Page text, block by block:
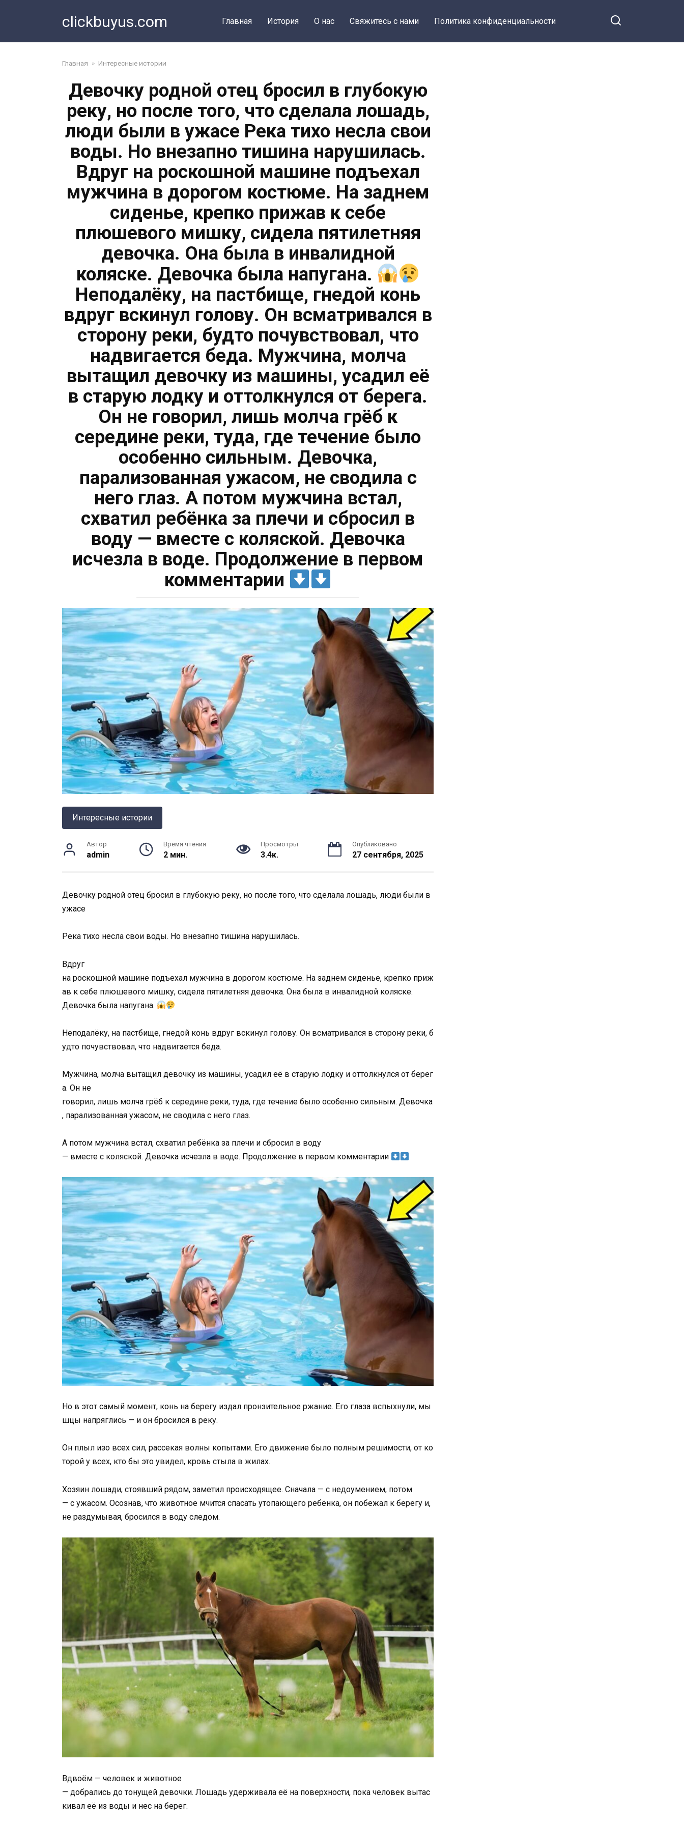
clickbuyus.com Главная История О нас Свяжитесь с нами Политика конфиденциальности
Главная » Интересные истории
Девочку родной отец бросил в глубокую
реку, но после того, что сделала лошадь,
люди были в ужасе Река тихо несла свои
воды. Но внезапно тишина нарушилась.
Вдруг на роскошной машине подъехал
мужчина в дорогом костюме. На заднем
сиденье, крепко прижав к себе
плюшевого мишку, сидела пятилетняя
девочка. Она была в инвалидной
коляске. Девочка была напугана.
Неподалёку, на пастбище, гнедой конь
вдруг вскинул голову. Он всматривался в
сторону реки, будто почувствовал, что
надвигается беда. Мужчина, молча
вытащил девочку из машины, усадил её
в старую лодку и оттолкнулся от берега.
Он не говорил, лишь молча грёб к
середине реки, туда, где течение было
особенно сильным. Девочка,
парализованная ужасом, не сводила с
него глаз. А потом мужчина встал,
схватил ребёнка за плечи и сбросил в
воду — вместе с коляской. Девочка
исчезла в воде. Продолжение в первом
комментарии
Интересные истории
Автор
admin
Время чтения
2 мин.
Просмотры
3.4к.
Опубликовано
27 сентября, 2025
Девочку родной отец бросил в глубокую реку, но после того, что сделала лошадь, люди были в
ужасе
Река тихо несла свои воды. Но внезапно тишина нарушилась.
Вдруг
на роскошной машине подъехал мужчина в дорогом костюме. На заднем сиденье, крепко приж
ав к себе плюшевого мишку, сидела пятилетняя девочка. Она была в инвалидной коляске.
Девочка была напугана.
Неподалёку, на пастбище, гнедой конь вдруг вскинул голову. Он всматривался в сторону реки, б
удто почувствовал, что надвигается беда.
Мужчина, молча вытащил девочку из машины, усадил её в старую лодку и оттолкнулся от берег
а. Он не
говорил, лишь молча грёб к середине реки, туда, где течение было особенно сильным. Девочка
, парализованная ужасом, не сводила с него глаз.
А потом мужчина встал, схватил ребёнка за плечи и сбросил в воду
— вместе с коляской. Девочка исчезла в воде. Продолжение в первом комментарии
Но в этот самый момент, конь на берегу издал пронзительное ржание. Его глаза вспыхнули, мы
шцы напряглись — и он бросился в реку.
Он плыл изо всех сил, рассекая волны копытами. Его движение было полным решимости, от ко
торой у всех, кто бы это увидел, кровь стыла в жилах.
Хозяин лошади, стоявший рядом, заметил происходящее. Сначала — с недоумением, потом
— с ужасом. Осознав, что животное мчится спасать утопающего ребёнка, он побежал к берегу и,
не раздумывая, бросился в воду следом.
Вдвоём — человек и животное
— добрались до тонущей девочки. Лошадь удерживала её на поверхности, пока человек вытас
кивал её из воды и нес на берег.